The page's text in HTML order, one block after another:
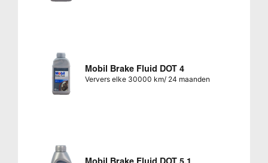
Mobil Brake Fluid DOT 4
Ververs elke 30000 km/ 24 maanden